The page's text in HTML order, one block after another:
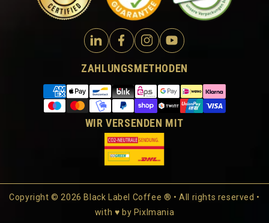
ZAHLUNGSMETHODEN
WIR VERSENDEN MIT
Copyright © 2026 Black Label Coffee ® • All rights reserved •
with ♥ by Pixlmania